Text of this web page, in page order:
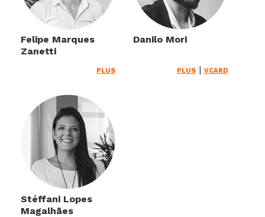
Felipe Marques
Zanetti
PLUS
Danilo Mori
PLUS | VCARD
Stéffani Lopes
Magalhães